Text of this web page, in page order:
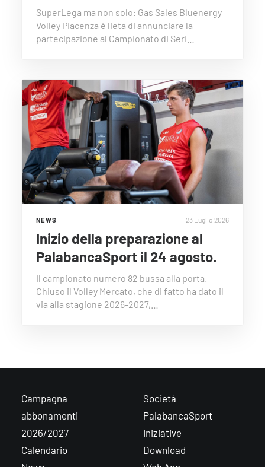
SuperLega ma non solo: Gas Sales Bluenergy
Volley Piacenza è lieta di annunciare la
partecipazione al Campionato di Seri…
NEWS 23 Luglio 2026
Inizio della preparazione al
PalabancaSport il 24 agosto.
Il campionato numero 82 bussa alla porta.
Chiuso il Volley Mercato, che di fatto ha dato il
via alla stagione 2026-2027,…
Campagna
abbonamenti
2026/2027
Calendario
Società
PalabancaSport
Iniziative
Download